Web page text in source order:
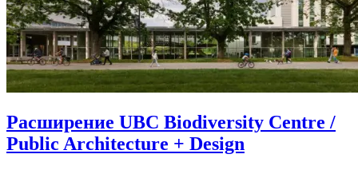
Расширение UBC Biodiversity Centre /
Public Architecture + Design